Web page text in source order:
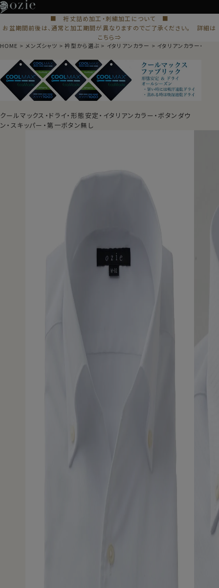
■ 裄丈詰め加工・刺繍加工について ■
お盆期間前後は、通常と加工期間が異なりますのでご了承ください。 詳細は
こちら⇒
HOME メンズシャツ 衿型から選ぶ イタリアンカラー イタリアンカラー・スキ
クールマックス・ドライ・形態安定・イタリアンカラー・ボタンダウ
ン・スキッパー・第一ボタン無し